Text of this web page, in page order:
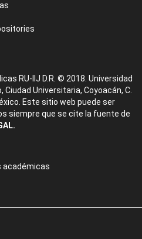
RU-IIJ D.R. © 2018. Universidad
Universitaria, Coyoacán, C.
Este sitio web puede ser
siempre que se cite la fuente de
académicas